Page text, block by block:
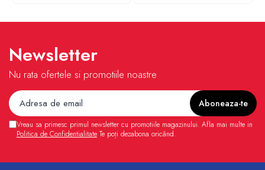
Newsletter
Nu rata ofertele si promotiile noastre
Vreau sa primesc primul newsletter cu promotiile magazinului. Afla mai multe in
Politica de Confidentialitate Te poți dezabona oricând.